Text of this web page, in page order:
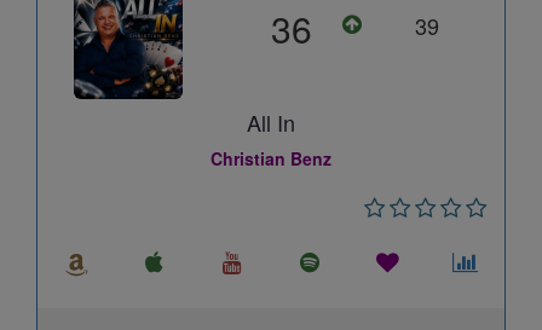
36 39
All In
Christian Benz